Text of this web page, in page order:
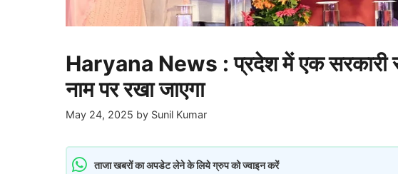
Haryana News : प्रदेश में एक सरकारी
नाम पर रखा जाएगा
May 24, 2025 by Sunil Kumar
ताजा खबरों का अपडेट लेने के लिये ग्रुप को ज्वाइन करें